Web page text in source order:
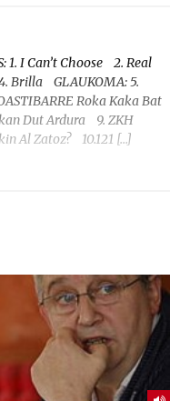
1. I Can’t Choose 2. Real
Brilla GLAUKOMA: 5.
Roka Kaka Bat
Dut Ardura 9. ZKH
Al Zatoz? 10.121 […]